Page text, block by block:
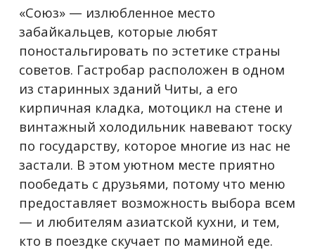
«Союз» — излюбленное место
забайкальцев, которые любят
поностальгировать по эстетике страны
советов. Гастробар расположен в одном
из старинных зданий Читы, а его
кирпичная кладка, мотоцикл на стене и
винтажный холодильник навевают тоску
по государству, которое многие из нас не
застали. В этом уютном месте приятно
пообедать с друзьями, потому что меню
предоставляет возможность выбора всем
— и любителям азиатской кухни, и тем,
кто в поездке скучает по маминой еде.